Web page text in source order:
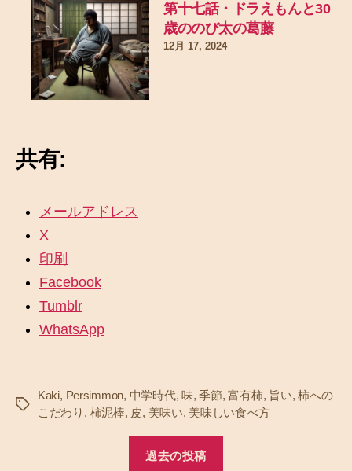
第十七話・ドラえもんと30
歳ののび太の葛藤
12月 17, 2024
共有:
メールアドレス
X
印刷
Facebook
Tumblr
WhatsApp
タ
Kaki, Persimmon, 中学時代,味,季節,富有柿, 旨い,柿への
こだわり , 柿泥棒, 皮, 美味い, 美味しい食べ方
過去の投稿